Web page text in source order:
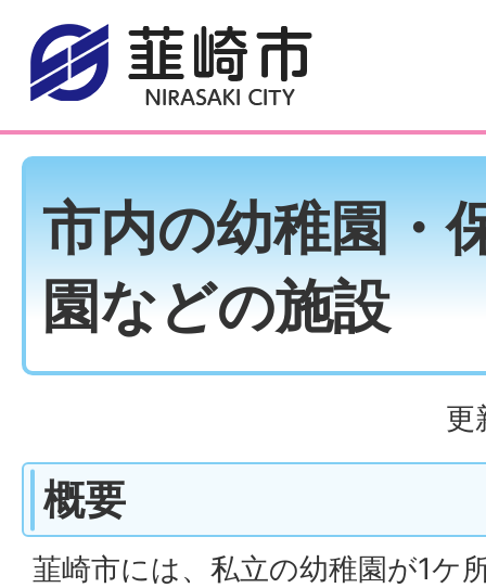
市内の幼稚園・
園などの施設
更
概要
韮崎市には、私立の幼稚園が1ケ